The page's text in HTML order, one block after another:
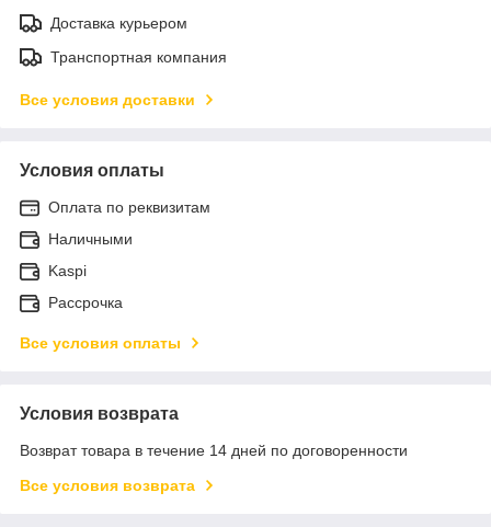
Доставка курьером
Транспортная компания
Все условия доставки
Условия оплаты
Оплата по реквизитам
Наличными
Kaspi
Рассрочка
Все условия оплаты
Условия возврата
Возврат товара в течение 14 дней по договоренности
Все условия возврата